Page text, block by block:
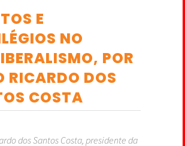
E
NO
POR
RICARDO DOS
COSTA
dos Santos Costa, presidente da